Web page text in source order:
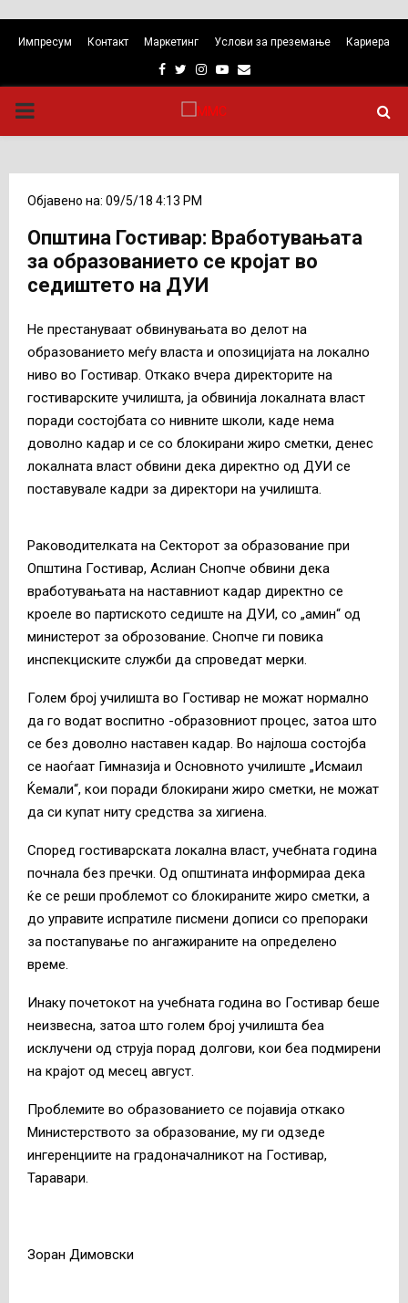
Импресум Контакт Маркетинг Услови за преземање Кариера
Facebook
TwitterInstagram
Youtube
Email
PRIMARY
Објавено на: 09/5/18 4:13 PM
Општина Гостивар: Вработувањата
за образованието се кројат во
седиштето на ДУИ
Не престануваат обвинувањата во делот на
образованието меѓу власта и опозицијата на локално
ниво во Гостивар. Откако вчера директорите на
гостиварските училишта, ја обвинија локалната власт
поради состојбата со нивните школи, каде нема
доволно кадар и се со блокирани жиро сметки, денес
локалната власт обвини дека директно од ДУИ се
поставувале кадри за директори на училишта.
Раководителката на Секторот за образование при
Општина Гостивар, Аслиан Снопче обвини дека
вработувањата на наставниот кадар директно се
кроеле во партиското седиште на ДУИ, со „амин“ од
министерот за оброзование. Снопче ги повика
инспекциските служби да спроведат мерки.
Голем број училишта во Гостивар не можат нормално
да го водат воспитно -образовниот процес, затоа што
се без доволно наставен кадар. Во најлоша состојба
се наоѓаат Гимназија и Основното училиште „Исмаил
Ќемали“, кои поради блокирани жиро сметки, не можат
да си купат ниту средства за хигиена.
Според гостиварската локална власт, учебната година
почнала без пречки. Од општината информираа дека
ќе се реши проблемот со блокираните жиро сметки, а
до управите испратиле писмени дописи со препораки
за постапување по ангажираните на определено
време.
Инаку почетокот на учебната година во Гостивар беше
неизвесна, затоа што голем број училишта беа
исклучени од струја порад долгови, кои беа подмирени
на крајот од месец август.
Проблемите во образованието се појавија откако
Министерството за образование, му ги одзеде
ингеренциите на градоначалникот на Гостивар,
Таравари.
Зоран Димовски